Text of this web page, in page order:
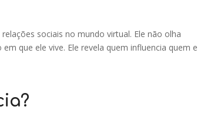
sociais no mundo virtual. Ele não olha
que ele vive. Ele revela quem influencia quem e